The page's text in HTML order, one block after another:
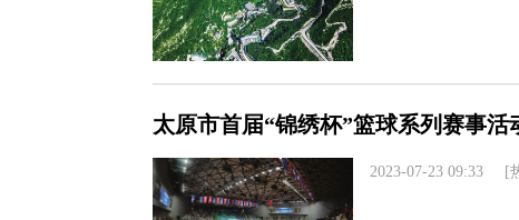
太原市首届“锦绣杯”篮球系列赛事活
2023-07-23 09:33 [